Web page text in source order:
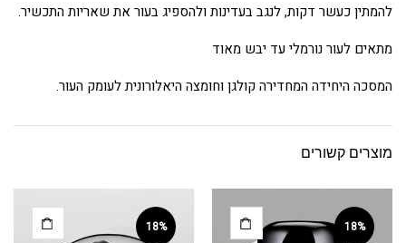
להמתין כעשר דקות, לנגב בעדינות ולהספיג בעור את שאריות התכשיר.
מתאים לעור נורמלי עד יבש מאוד
המסכה היחידה המחדירה קולגן וחומצה היאלורונית לעומק העור.
מוצרים קשורים
18%
18%